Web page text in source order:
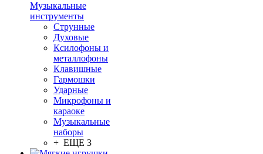
Музыкальные
инструменты
Струнные
Духовые
Ксилофоны и
металлофоны
Клавишные
Гармошки
Ударные
Микрофоны и
караоке
Музыкальные
наборы
+ ЕЩЕ 3